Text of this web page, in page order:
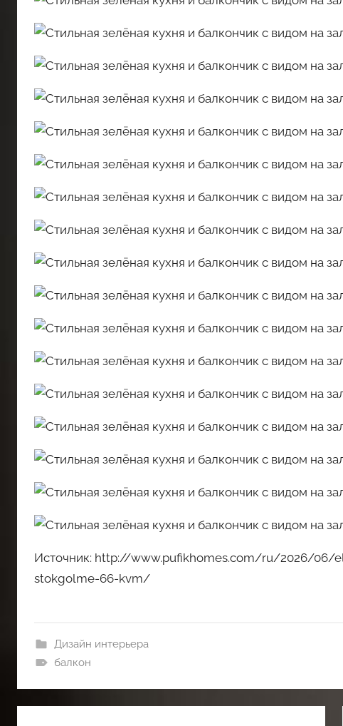
Источник: http://www.pufikhomes.com/ru/2026/06/
stokgolme-66-kvm/
Дизайн интерьера
балкон